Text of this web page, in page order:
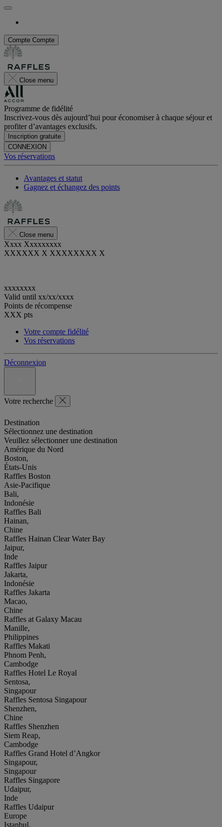
Compte Compte
Close menu
Programme de fidélité
Inscrivez-vous dès aujourd’hui pour économiser à chaque séjour et
profiter d’avantages exclusifs.
Inscription gratuite
CONNEXION
Vos réservations
Avantages et statut
Gagnez et échangez des points
Close menu
Xxxx Xxxxxxxxx
XXXXXX X XXXXXXXX X
xxxxxxxx
Valid until xx/xx/xxxx
Points de récompense
XXX pts
Votre compte fidélité
Vos réservations
Déconnexion
Votre recherche
Destination
Sélectionnez une destination
Veuillez sélectionner une destination
Amérique du Nord
Boston,
États-Unis
Raffles Boston
Asie-Pacifique
Bali,
Indonésie
Raffles Bali
Hainan,
Chine
Raffles Hainan Clear Water Bay
Jaipur,
Inde
Raffles Jaipur
Jakarta,
Indonésie
Raffles Jakarta
Macao,
Chine
Raffles at Galaxy Macau
Manille,
Philippines
Raffles Makati
Phnom Penh,
Cambodge
Raffles Hotel Le Royal
Sentosa,
Singapour
Raffles Sentosa Singapour
Shenzhen,
Chine
Raffles Shenzhen
Siem Reap,
Cambodge
Raffles Grand Hotel d’Angkor
Singapour,
Singapour
Raffles Singapore
Udaipur,
Inde
Raffles Udaipur
Europe
Istanbul,